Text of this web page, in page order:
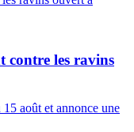
contre les ravins